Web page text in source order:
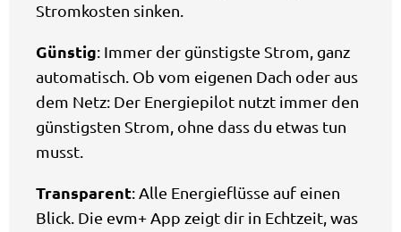
Stromkosten sinken.
Günstig: Immer der günstigste Strom, ganz
automatisch. Ob vom eigenen Dach oder aus
dem Netz: Der Energiepilot nutzt immer den
günstigsten Strom, ohne dass du etwas tun
musst.
Transparent: Alle Energieflüsse auf einen
Blick. Die evm+ App zeigt dir in Echtzeit, was